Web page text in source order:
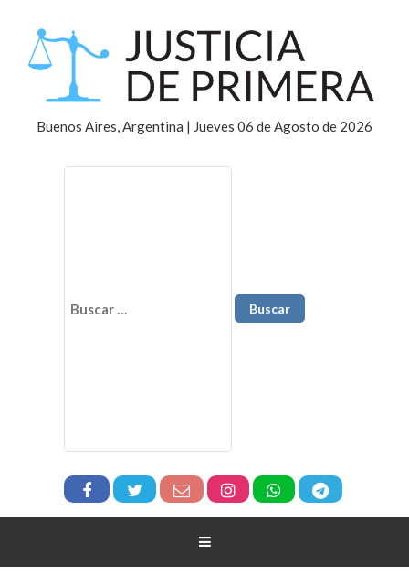
Buenos Aires, Argentina | Jueves 06 de Agosto de 2026